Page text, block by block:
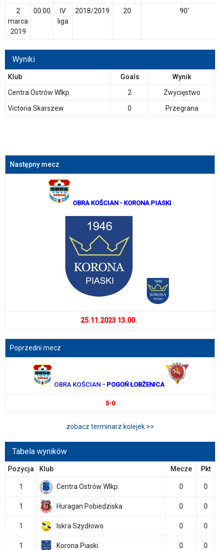
2
marca
2019
00:00
IV
liga
2018/2019 20 90'
Wyniki
Klub Goals
Wynik
Centra Ostrów Wlkp.
2
Zwycięstwo
Victoria Skarszew
0 Przegrana
Następny mecz
OBRA KOŚCIAN - KORONA PIASKI
25.11.2023 13.00.
Poprzedni mecz
OBRA KOŚCIAN - POGOŃ ŁOBŻENICA
5-0
zobacz terminarz kolejek >>
Tabela wyników
Pozycja Klub Mecze Pkt
1 Centra Ostrów Wlkp. 0 0
1 Huragan Pobiedziska 0 0
1 Iskra Szydłowo 0 0
1 Korona Piaski 0 0